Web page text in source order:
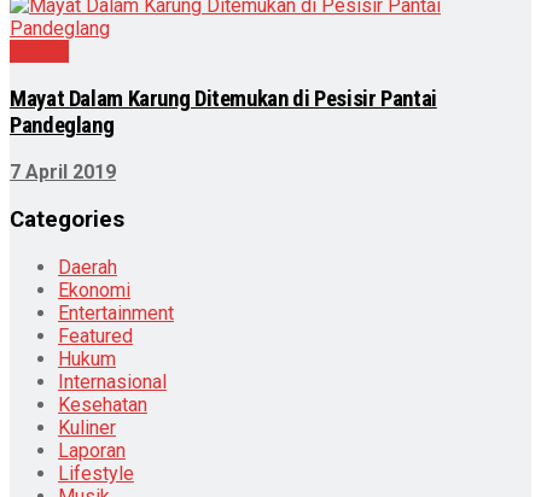
Mayat Dalam Karung Ditemukan di Pesisir Pantai
Pandeglang
7 April 2019
Categories
Daerah
Ekonomi
Entertainment
Featured
Hukum
Internasional
Kesehatan
Kuliner
Laporan
Lifestyle